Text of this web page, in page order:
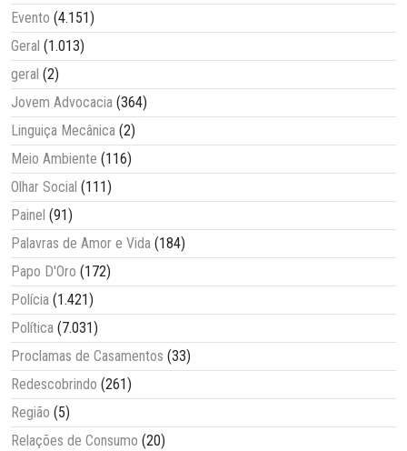
Evento (4.151)
Geral (1.013)
geral (2)
Jovem Advocacia (364)
Linguiça Mecânica (2)
Meio Ambiente (116)
Olhar Social (111)
Painel (91)
Palavras de Amor e Vida (184)
Papo D'Oro (172)
Polícia (1.421)
Política (7.031)
Proclamas de Casamentos (33)
Redescobrindo (261)
Região (5)
Relações de Consumo (20)